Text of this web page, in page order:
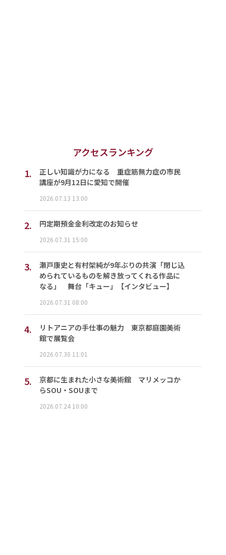
アクセスランキング
1.
正しい知識が力になる 重症筋無力症の市民
講座が9月12日に愛知で開催
2026.07.13 13:00
2. 円定期預金金利改定のお知らせ
2026.07.31 15:00
3.
瀬戸康史と有村架純が9年ぶりの共演「閉じ込
められているものを解き放ってくれる作品に
なる」 舞台「キュー」【インタビュー】
2026.07.31 08:00
4.
リトアニアの手仕事の魅力 東京都庭園美術
館で展覧会
2026.07.30 11:01
5.
京都に生まれた小さな美術館 マリメッコか
らSOU・SOUまで
2026.07.24 10:00